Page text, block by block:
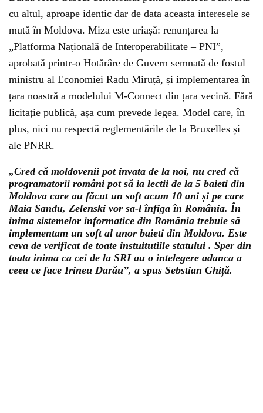
cu altul, aproape identic dar de data aceasta interesele se
mută în Moldova. Miza este uriașă: renunțarea la
„Platforma Națională de Interoperabilitate – PNI”,
aprobată printr-o Hotărâre de Guvern semnată de fostul
ministru al Economiei Radu Miruță, și implementarea în
țara noastră a modelului M-Connect din țara vecină. Fără
licitație publică, așa cum prevede legea. Model care, în
plus, nici nu respectă reglementările de la Bruxelles și
ale PNRR.
„Cred că moldovenii pot invata de la noi, nu cred că
programatorii români pot să ia lectii de la 5 baieti din
Moldova care au făcut un soft acum 10 ani și pe care
Maia Sandu, Zelenski vor sa-l înfiga în România. În
inima sistemelor informatice din România trebuie să
implementam un soft al unor baieti din Moldova. Este
ceva de verificat de toate instuitutiile statului . Sper din
toata inima ca cei de la SRI au o intelegere adanca a
ceea ce face Irineu Darău”, a spus Sebstian Ghiță.